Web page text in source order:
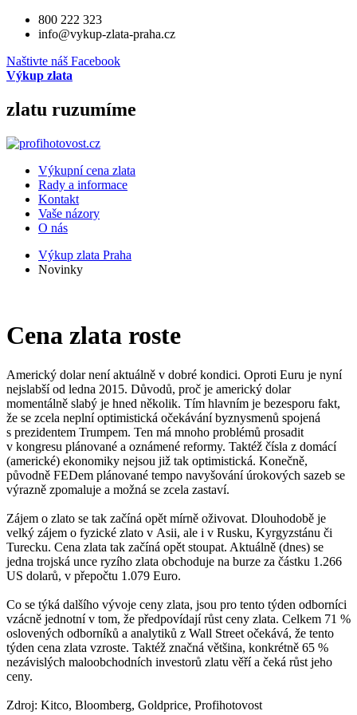
800 222 323
info@vykup-zlata-praha.cz
Naštivte náš Facebook
Výkup zlata
zlatu ruzumíme
Výkupní cena zlata
Rady a informace
Kontakt
Vaše názory
O nás
Výkup zlata Praha
Novinky
Cena zlata roste
Americký dolar není aktuálně v dobré kondici. Oproti Euru je nyní
nejslabší od ledna 2015. Důvodů, proč je americký dolar
momentálně slabý je hned několik. Tím hlavním je bezesporu fakt,
že se zcela neplní optimistická očekávání byznysmenů spojená
s prezidentem Trumpem. Ten má mnoho problémů prosadit
v kongresu plánované a oznámené reformy. Taktéž čísla z domácí
(americké) ekonomiky nejsou již tak optimistická. Konečně,
původně FEDem plánované tempo navyšování úrokových sazeb se
výrazně zpomaluje a možná se zcela zastaví.
Zájem o zlato se tak začíná opět mírně oživovat. Dlouhodobě je
velký zájem o fyzické zlato v Asii, ale i v Rusku, Kyrgyzstánu či
Turecku. Cena zlata tak začíná opět stoupat. Aktuálně (dnes) se
jedna trojská unce ryzího zlata obchoduje na burze za částku 1.266
US dolarů, v přepočtu 1.079 Euro.
Co se týká dalšího vývoje ceny zlata, jsou pro tento týden odborníci
vzácně jednotní v tom, že předpovídají růst ceny zlata. Celkem 71 %
oslovených odborníků a analytiků z Wall Street očekává, že tento
týden cena zlata vzroste. Taktéž značná většina, konkrétně 65 %
nezávislých maloobchodních investorů zlatu věří a čeká růst jeho
ceny.
Zdroj: Kitco, Bloomberg, Goldprice, Profihotovost